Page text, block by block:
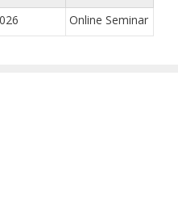
Online Seminar